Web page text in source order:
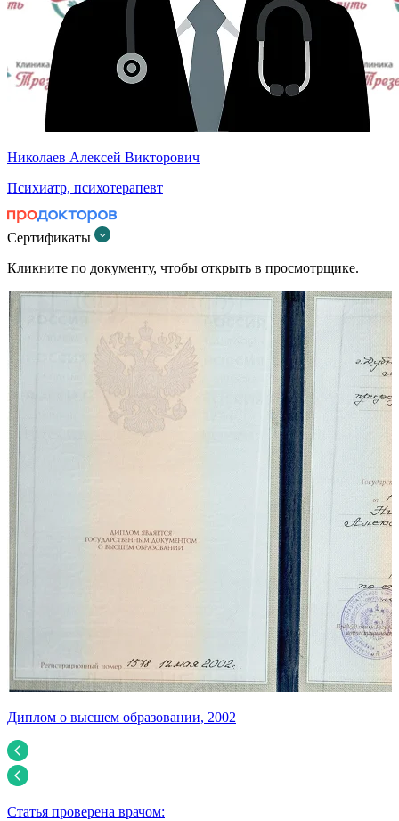
Николаев Алексей Викторович
Психиатр, психотерапевт
Сертификаты
Кликните по документу, чтобы открыть в просмотрщике.
Диплом о высшем образовании, 2002
Статья проверена врачом: